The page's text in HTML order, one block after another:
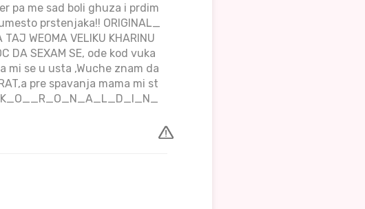
pa me sad boli ghuza i prdim
prstenjaka!! ORIGINAL_
WEOMA VELIKU KHARINU
DA SEXAM SE, ode kod vuka
mi se u usta ,Wuche znam da
pre spavanja mama mi st